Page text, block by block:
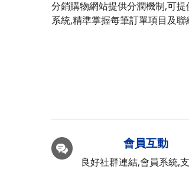
分銷購物網站提供分潤機制,可
系統,精準掌握每筆訂單項目及聯
會員互動
良好社群連結,會員系統,